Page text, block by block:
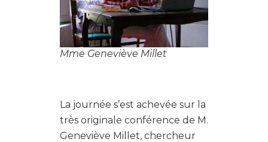
Mme Geneviève Millet
La journée s’est achevée sur la
très originale conférence de M.
Geneviève Millet, chercheur